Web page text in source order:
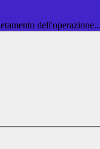
dell'operazione...